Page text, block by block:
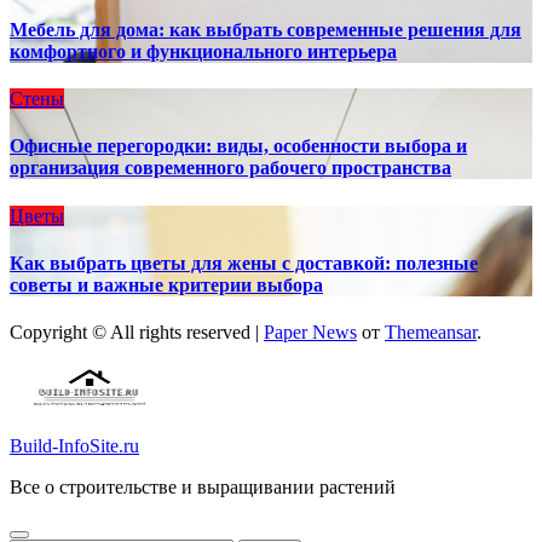
Мебель для дома: как выбрать современные решения для
комфортного и функционального интерьера
Стены
Офисные перегородки: виды, особенности выбора и
организация современного рабочего пространства
Цветы
Как выбрать цветы для жены с доставкой: полезные
советы и важные критерии выбора
Copyright © All rights reserved | Paper News от Themeansar.
Build-InfoSite.ru
Все о строительстве и выращивании растений